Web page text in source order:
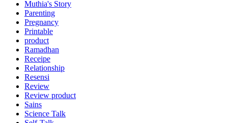
Muthia's Story
Parenting
Pregnancy
Printable
product
Ramadhan
Receipe
Relationship
Resensi
Review
Review product
Sains
Science Talk